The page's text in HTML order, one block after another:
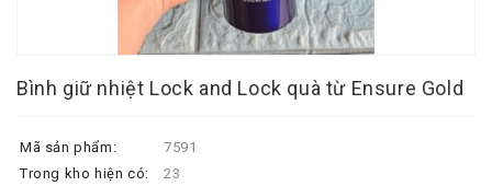
Bình giữ nhiệt Lock and Lock quà từ Ensure Gold
Mã sản phẩm:
7591
Trong kho hiện có:
23